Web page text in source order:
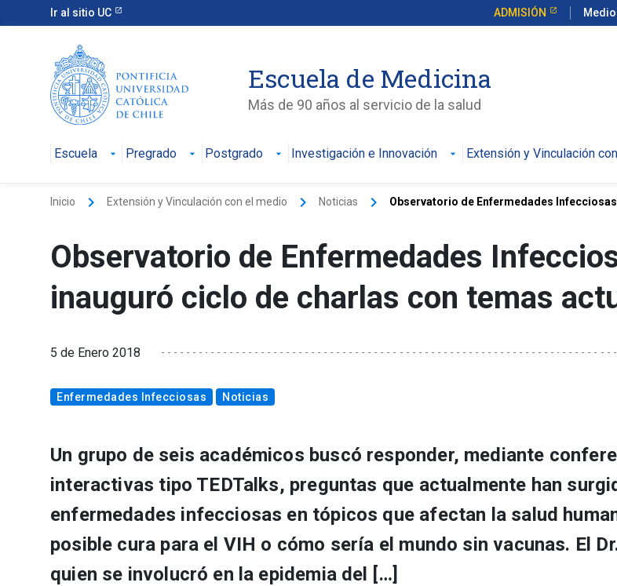
Ir al sitio UC ADMISIÓN
Escuela de Medicina
Más de 90 años al servicio de la salud
Escuela Pregrado Postgrado Investigación e Innovación Extensión y Vinculación
Inicio keyboard_arrow_right Extensión y Vinculación con el medio keyboard_arrow_right Noticias keyboard_arrow_right Observatorio de Enfermedades
Observatorio de Enfermedades
inauguró ciclo de charlas con temas
5 de Enero 2018
Enfermedades Infecciosas Noticias
Un grupo de seis académicos buscó responder, mediante
interactivas tipo TEDTalks, preguntas que actualmente han
enfermedades infecciosas en tópicos que afectan la salud
posible cura para el VIH o cómo sería el mundo sin vacunas. El
quien se involucró en la epidemia del […]